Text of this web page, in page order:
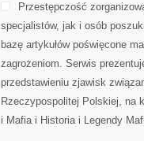
Przestępczość
specjalistów, jak i osób
bazę artykułów poświęcone
zagrożeniom. Serwis
przedstawieniu zjawisk
Rzeczypospolitej Polskiej, na
i Mafia i Historia i Legendy